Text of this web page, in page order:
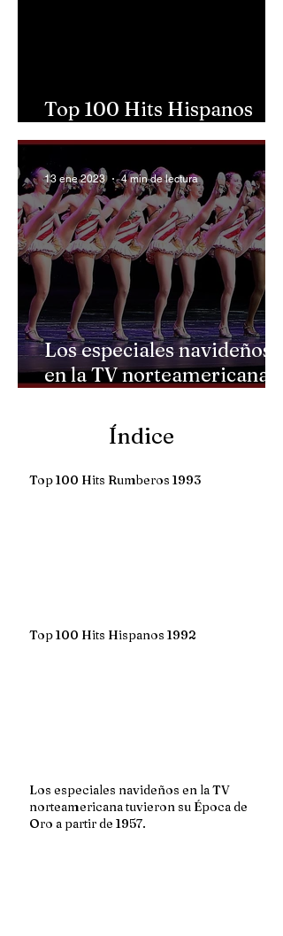
Top 100 Hits Hispanos
1992
Los especiales navideños
en la TV norteamericana
partir de 1957.
13 ene 2023 4 min de lectura
Índice
Top 100 Hits Rumberos 1993
Top 100 Hits Hispanos 1992
Los especiales navideños en la TV
norteamericana tuvieron su Época de
Oro a partir de 1957.